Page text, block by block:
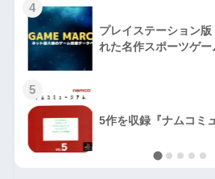
4
プレイステーション
れた名作スポーツゲー
5
5作を収録『ナムコミ